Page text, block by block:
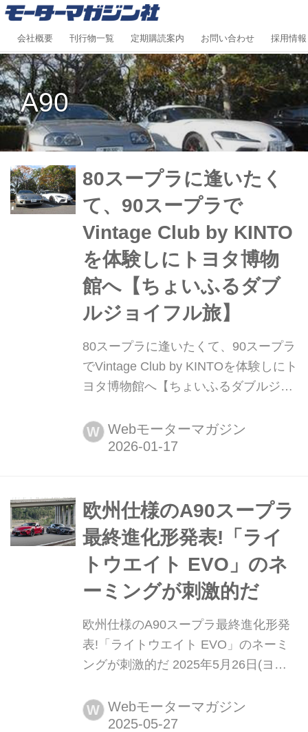
会社概要 刊行物一覧 定期購読案内 お問い合わせ 採用情報
A90
80スープラに逢いたく
て、90スープラで
Vintage Club by KINTO
を体験しにトヨタ博物
館へ【ちょいふるダブ
ルジョイフル旅】
80スープラに逢いたくて、90スープラ
でVintage Club by KINTOを体験しにト
ヨタ博物館へ【ちょいふるダブルジョ
「Vintage Club by KINTO」が、各地で
実施し好評を博している「旧車キャラ
て、さっそく申し込んでみた。お目当
ては2002年式「A80スープラ」。A90
の最終型RZを借り出し...
W Webモーターマガジン
欧州仕様のA90スープラ
最終進化形発表!「ライ
トウエイト EVO」のネ
ーミングが刺激的だ
欧州仕様のA90スープラ最終進化形発
表!「ライトウエイト EVO」のネーミ
ングが刺激的だ 2025年5月26日(ヨー
ッパ市場向けの「GR スープラ 最終モ
デル」として、2機種の特別仕様車を
W Webモーターマガジン